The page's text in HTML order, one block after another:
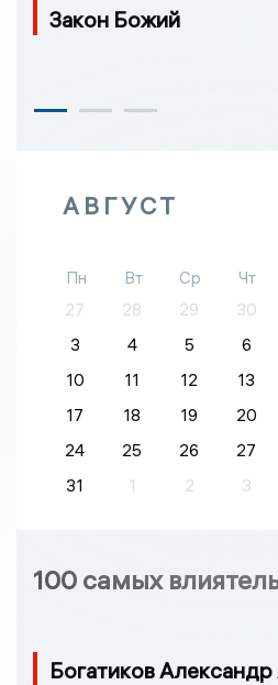
Закон Божий
АВГУСТ
Пн Вт Ср Чт
27
28 29 30
3
4 5 6
10
11 12 13
17
18 19 20
24
25 26 27
31
1 2 3
100 самых
Богатиков